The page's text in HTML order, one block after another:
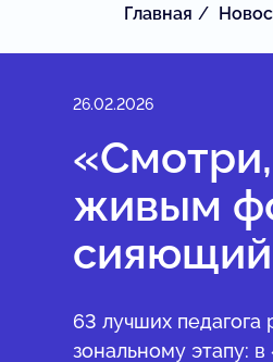
Главная
26.02.2026
живым
сияющий
63 лучших педагога
зональному этапу: